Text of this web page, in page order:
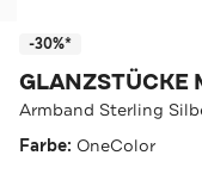
-30%*
GLANZSTÜCKE
Armband Sterling
Farbe: OneColor